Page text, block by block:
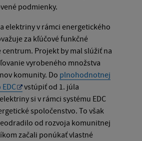
podmienky.
elektriny v rámci energetického
za kľúčové funkčné
centrum. Projekt by mal slúžiť na
vyrobeného množstva
komunity. Do plnohodnotnej
vstúpiť od 1. júla
si v rámci systému EDC
spoločenstvo. To však
od rozvoja komunitnej
začali ponúkať vlastné